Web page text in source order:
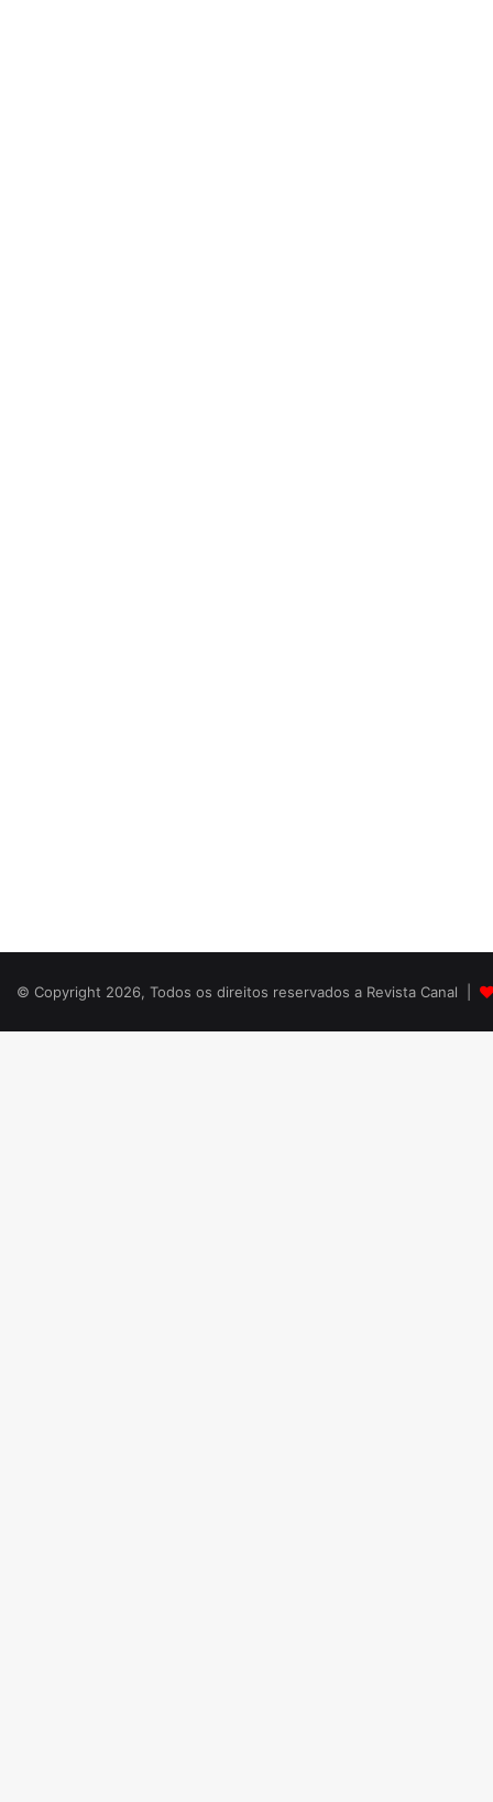
© Copyright 2026, Todos os direitos reservados a Revista Canal |